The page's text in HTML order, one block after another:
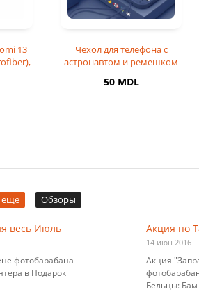
13
Чехол для телефона с
астронавтом и ремешком
50 MDL
ещё Обзоры
весь Июль
фотобарабана -
в Подарок
Акция по
14 июн 2016
Акция
Бельцы: Бам